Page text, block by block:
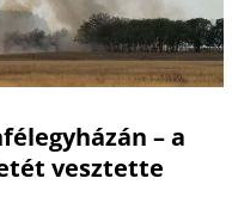
– a
vesztette